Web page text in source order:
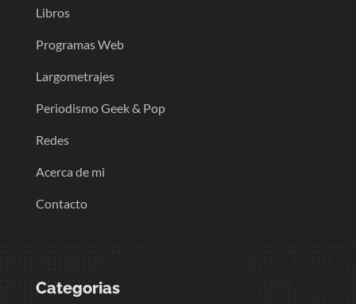
Libros
Programas Web
Largometrajes
Periodismo Geek & Pop
Redes
Acerca de mi
Contacto
Categorias